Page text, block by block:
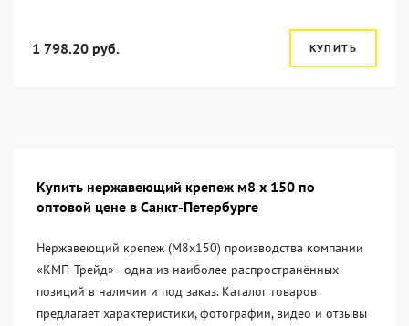
1 798.20 руб. КУПИТЬ
Купить нержавеющий крепеж м8 х 150 по
оптовой цене в Санкт-Петербурге
Нержавеющий крепеж (М8х150) производства компании
«KМП-Трейд» - одна из наиболее распространённых
позиций в наличии и под заказ. Каталог товаров
предлагает характеристики, фотографии, видео и отзывы